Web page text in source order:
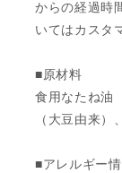
からの経過時
いてはカスタ
■原材料
食用なたね油
（大豆由来）
■アレルギー